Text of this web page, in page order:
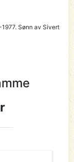
Sønn av Sivert